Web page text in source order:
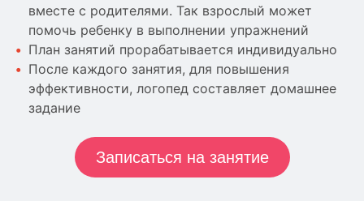
вместе с родителями. Так взрослый может
помочь ребенку в выполнении упражнений
План занятий прорабатывается индивидуально
После каждого занятия, для повышения
эффективности, логопед составляет домашнее
задание
Записаться на занятие